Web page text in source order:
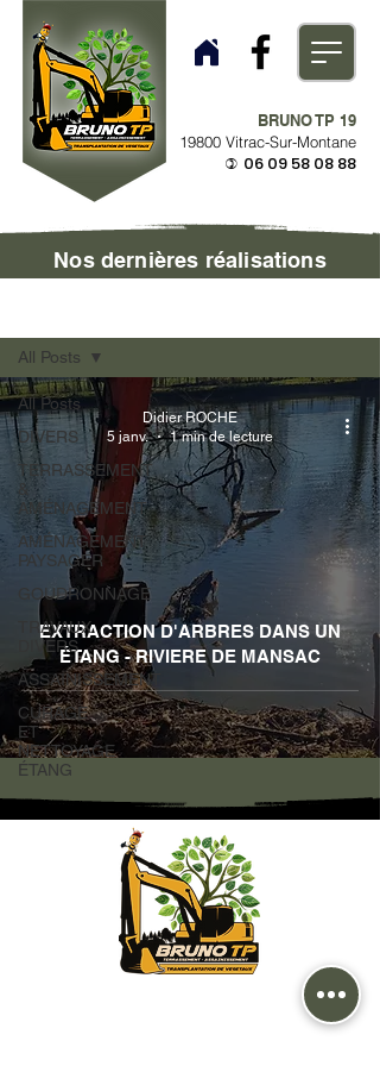
BRUNO TP 19
19800 Vitrac-Sur-Montane
) 06 09 58 08 88
Nos dernières réalisations
All Posts
DIVERS
TERRASSEMENT
&
AMÉNAGEMENT
AMÉNAGEMENT
PAYSAGER
GOUDRONNAGE
TRAVAUX
DIVERS
ASSAINISSEMENT
CURAGE
ET
NETTOYAGE
ÉTANG
All Posts
EXTRACTION D'ARBRES DANS UN
ÉTANG - RIVIERE DE MANSAC
Didier ROCHE
5 janv.
1 min de lecture